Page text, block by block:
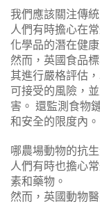
我們應該關注傳
人們有時擔心在
化學品的潛在健康
然而，英國食品
其進行嚴格評估
可接受的風險，
害。 還監測食物
和安全的限度內。
哪農場動物的抗
人們有時也擔心
素和藥物。
然而，英國動物